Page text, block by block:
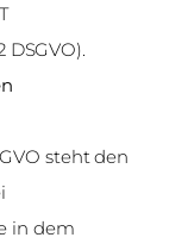
DSGVO).
steht den
in dem